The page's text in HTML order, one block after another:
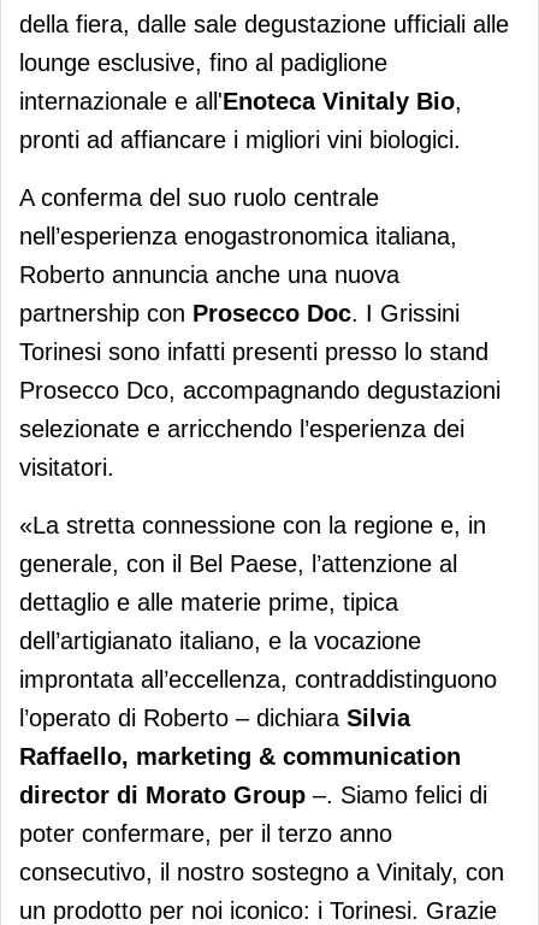
della fiera, dalle sale degustazione ufficiali alle
lounge esclusive, fino al padiglione
internazionale e all'Enoteca Vinitaly Bio,
pronti ad affiancare i migliori vini biologici.
A conferma del suo ruolo centrale
nell’esperienza enogastronomica italiana,
Roberto annuncia anche una nuova
partnership con Prosecco Doc. I Grissini
Torinesi sono infatti presenti presso lo stand
Prosecco Dco, accompagnando degustazioni
selezionate e arricchendo l’esperienza dei
visitatori.
«La stretta connessione con la regione e, in
generale, con il Bel Paese, l’attenzione al
dettaglio e alle materie prime, tipica
dell’artigianato italiano, e la vocazione
improntata all’eccellenza, contraddistinguono
l’operato di Roberto – dichiara Silvia
Raffaello, marketing & communication
director di Morato Group –. Siamo felici di
poter confermare, per il terzo anno
consecutivo, il nostro sostegno a Vinitaly, con
un prodotto per noi iconico: i Torinesi. Grazie